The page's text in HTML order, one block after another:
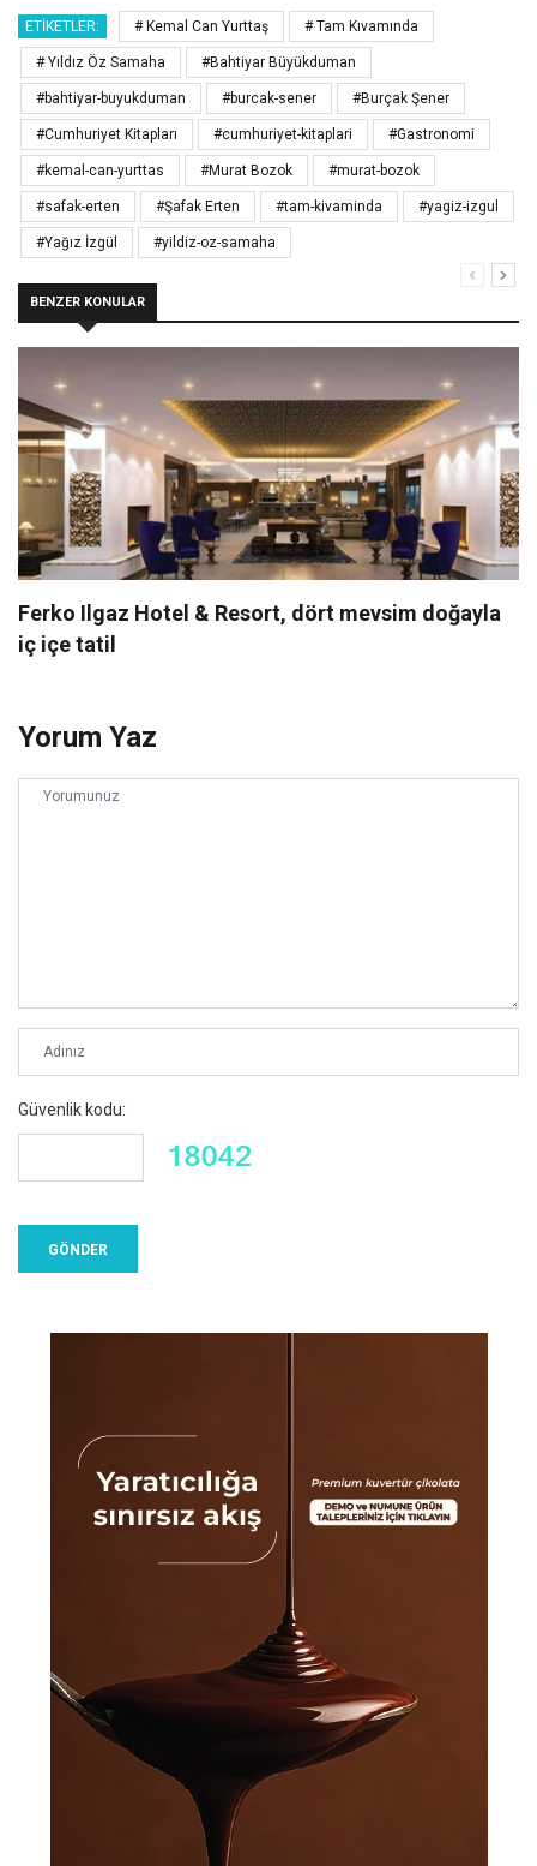
ETIKETLER: # Kemal Can Yurttaş # Tam Kıvamında
# Yıldız Öz Samaha #Bahtiyar Büyükduman
#bahtiyar-buyukduman #burcak-sener #Burçak Şener
#Cumhuriyet Kitapları #cumhuriyet-kitaplari #Gastronomi
#kemal-can-yurttas #Murat Bozok #murat-bozok
#safak-erten #Şafak Erten #tam-kivaminda #yagiz-izgul
#Yağız İzgül #yildiz-oz-samaha
BENZER KONULAR
Ferko Ilgaz Hotel & Resort, dört mevsim doğayla
iç içe tatil
Yorum Yaz
Güvenlik kodu: